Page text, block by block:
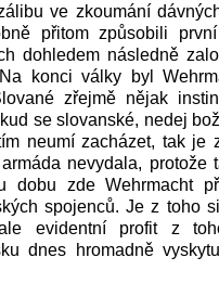
ve zkoumání
přitom způsobili
dohledem následně
konci války byl
zřejmě nějak
se slovanské, nedej
neumí zacházet, tak je
nevydala, protože
dobu zde Wehrmacht
spojenců. Je z toho
evidentní profit z
dnes hromadně